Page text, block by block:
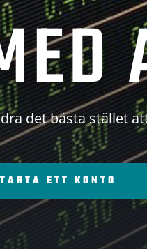
det bästa stället
ETT KONTO